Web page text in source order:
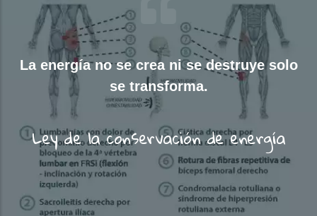
La energía no se crea ni se destruye solo
se transforma.
Ley de la conservación de energía